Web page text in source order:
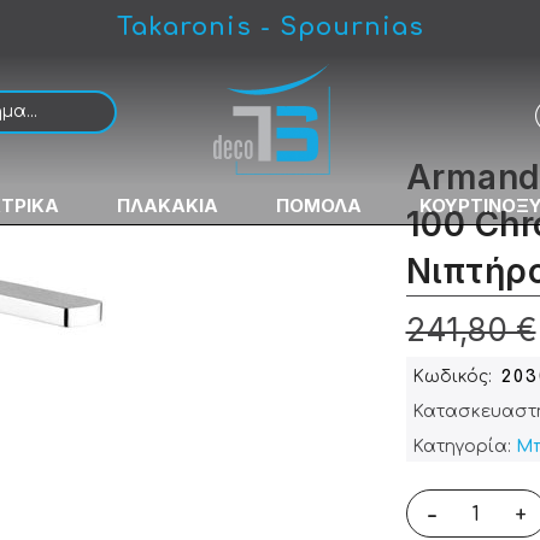
Takaronis - Spournias
ΠΛΑΚΑΚΙΑ ΠΟΜΟΛΑ
Νιπτήρος Ψηλή
100
241,80 €
Κωδικός
Κατηγορία:
- +